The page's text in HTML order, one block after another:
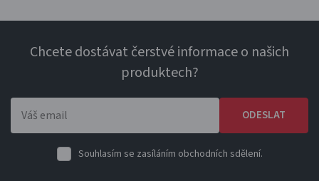
Chcete dostávat čerstvé informace o našich
produktech?
ODESLAT
Souhlasím se zasíláním obchodních sdělení.